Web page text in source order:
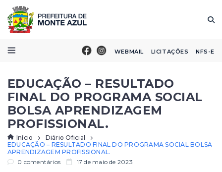
WEBMAIL LICITAÇÕES NFS-E
EDUCAÇÃO – RESULTADO
FINAL DO PROGRAMA SOCIAL
BOLSA APRENDIZAGEM
PROFISSIONAL.
Início
Diário Oficial
EDUCAÇÃO – RESULTADO FINAL DO PROGRAMA SOCIAL BOLSA
APRENDIZAGEM PROFISSIONAL.
0 comentários
17 de maio de 2023